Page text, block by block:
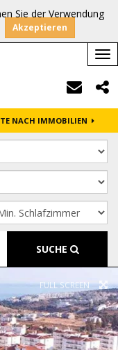
Sie der Verwendung
Akzeptieren
NACH IMMOBILIEN
SUCHE
FULL SCREEN